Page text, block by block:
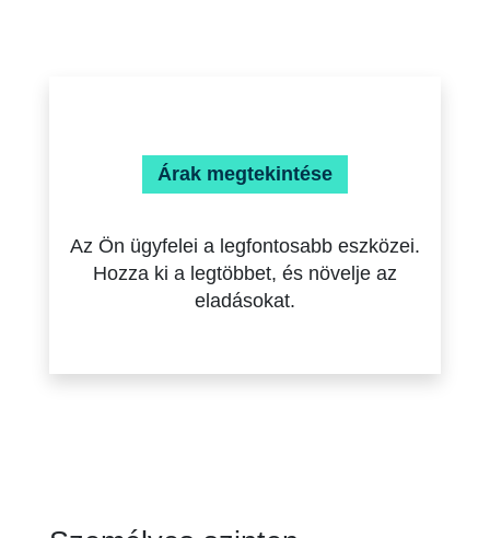
Árak megtekintése
Az Ön ügyfelei a legfontosabb eszközei.
Hozza ki a legtöbbet, és növelje az
eladásokat.